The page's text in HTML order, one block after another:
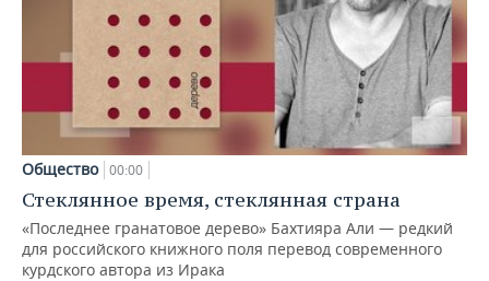
Общество 00:00
Стеклянное время, стеклянная страна
«Последнее гранатовое дерево» Бахтияра Али — редкий
для российского книжного поля перевод современного
курдского автора из Ирака